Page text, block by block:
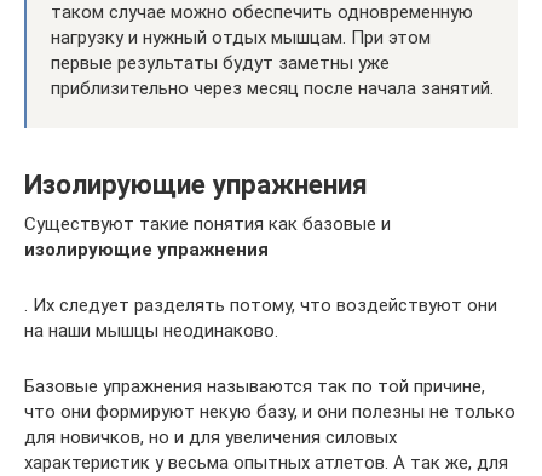
таком случае можно обеспечить одновременную
нагрузку и нужный отдых мышцам. При этом
первые результаты будут заметны уже
приблизительно через месяц после начала занятий.
Изолирующие упражнения
Существуют такие понятия как базовые и
изолирующие упражнения
. Их следует разделять потому, что воздействуют они
на наши мышцы неодинаково.
Базовые упражнения называются так по той причине,
что они формируют некую базу, и они полезны не только
для новичков, но и для увеличения силовых
характеристик у весьма опытных атлетов. А так же, для